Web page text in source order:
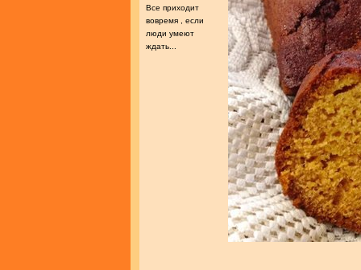
Все приходит
вовремя , если
люди умеют
ждать...